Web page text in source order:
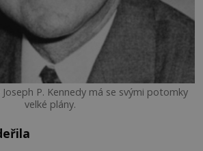
P. Kennedy má se svými potomky
velké plány.